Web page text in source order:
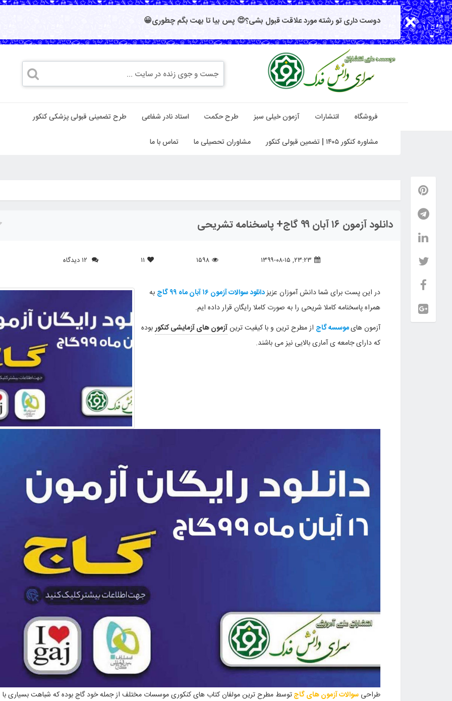
دوست داری تو رشته مورد علاقت قبول بشی؟😍 پس بیا تا بهت بگم چطوری😀
فروشگاه انتشارات آزمون خیلی سبز طرح حکمت استاد نادر شفاعی طرح تضمینی قبولی پزشکی کنکور
مشاوره کنکور ۱۴۰۵ | تضمین قبولی کنکور مشاوران تحصیلی ما تماس با ما
دانلود آزمون ۱۶ آبان ۹۹ گاج+ پاسخنامه تشریحی
۲۳:۲۳, ۱۳۹۹-۰۸-۱۵ ۱۵۹۸ ۱۱
در این پست برای شما دانش آموزان عزیزدانلود سوالات آزمون ۱۶ آبان ماه ۹۹ گاج
به
همراه پاسخنامه کاملا شریحی را به صورت کاملا رایگان قرار داده ایم.
آزمون هایموسسه گاج از مطرح ترین و با کیفیت ترینآزمون های آزمایشی کنکوربوده
که دارای جامعه ی آماری بالایی نیز می باشند.
طراحی سوالات آزمون های گاجتوسط مطرح ترین مولفان کتاب های کنکوری موسسات مختلف از جمله خود گاج بوده که شباهت بسیاری با